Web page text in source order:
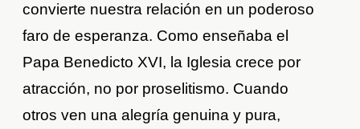
convierte nuestra relación en un poderoso
faro de esperanza. Como enseñaba el
Papa Benedicto XVI, la Iglesia crece por
atracción, no por proselitismo. Cuando
otros ven una alegría genuina y pura,